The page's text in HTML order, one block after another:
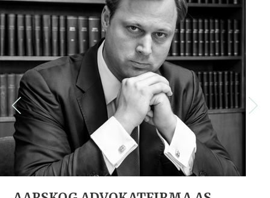
Advokatfirmaet Økland
Vi skaper verdier og løser tvister.
Dedikerte advokater som spesialiserer seg på
områder.